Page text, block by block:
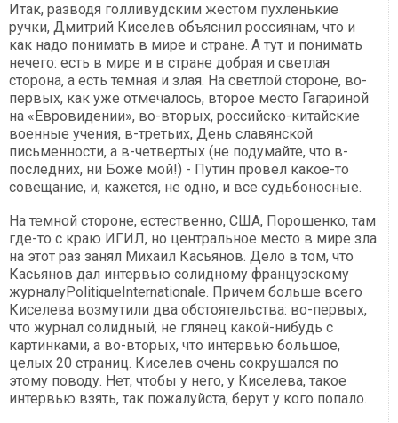
Итак, разводя голливудским жестом пухленькие
ручки, Дмитрий Киселев объяснил россиянам, что и
как надо понимать в мире и стране. А тут и понимать
нечего: есть в мире и в стране добрая и светлая
сторона, а есть темная и злая. На светлой стороне, во-
первых, как уже отмечалось, второе место Гагариной
на «Евровидении», во-вторых, российско-китайские
военные учения, в-третьих, День славянской
письменности, а в-четвертых (не подумайте, что в-
последних, ни Боже мой!) - Путин провел какое-то
совещание, и, кажется, не одно, и все судьбоносные.
На темной стороне, естественно, США, Порошенко, там
где-то с краю ИГИЛ, но центральное место в мире зла
на этот раз занял Михаил Касьянов. Дело в том, что
Касьянов дал интервью солидному французскому
журналуPolitiqueInternationale. Причем больше всего
Киселева возмутили два обстоятельства: во-первых,
что журнал солидный, не глянец какой-нибудь с
картинками, а во-вторых, что интервью большое,
целых 20 страниц. Киселев очень сокрушался по
этому поводу. Нет, чтобы у него, у Киселева, такое
интервью взять, так пожалуйста, берут у кого попало.